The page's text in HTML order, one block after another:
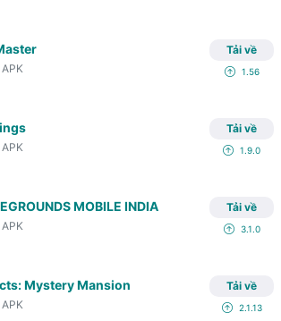
Tải về
1.56
Tải về
1.9.0
MOBILE INDIA Tải về
3.1.0
Mystery Mansion Tải về
2.1.13